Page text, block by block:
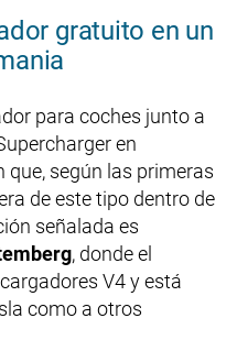
gratuito en un
para coches junto a
en
según las primeras
de este tipo dentro de
señalada es
, donde el
V4 y está
como a otros